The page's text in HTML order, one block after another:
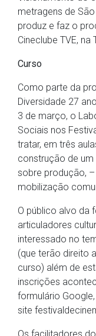
metragens de
produz e faz o
Cineclube TVE, na
Curso
Como parte da
Diversidade 27
3 de março, o
Sociais nos
tratar, em três
construção de
sobre produção,
mobilização
O público alvo da
articuladores
interessado no
(que terão direito
curso) além de
inscrições
formulário
site